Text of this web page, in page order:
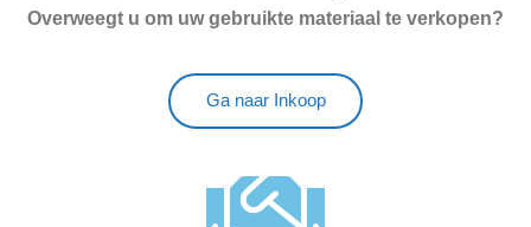
Overweegt u om uw gebruikte materiaal te verkopen?
Ga naar Inkoop